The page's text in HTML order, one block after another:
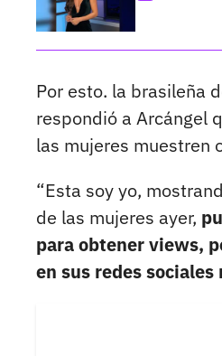
Por esto. la brasileña
respondió a Arcángel
las mujeres muestren
“Esta soy yo,
de las mujeres ayer,
para obtener views,
en sus redes